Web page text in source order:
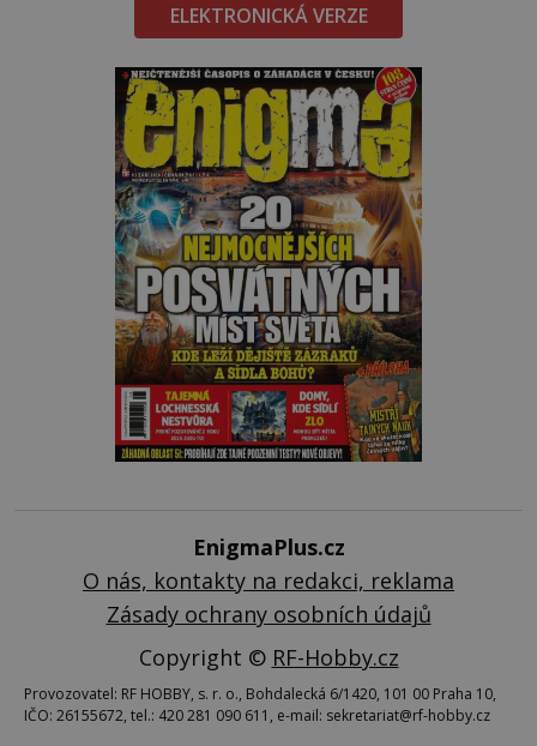
ELEKTRONICKÁ VERZE
EnigmaPlus.cz
O nás, kontakty na redakci, reklama
Zásady ochrany osobních údajů
Copyright © RF-Hobby.cz
Provozovatel: RF HOBBY, s. r. o., Bohdalecká 6/1420, 101 00 Praha 10,
IČO: 26155672, tel.: 420 281 090 611, e-mail: sekretariat@rf-hobby.cz